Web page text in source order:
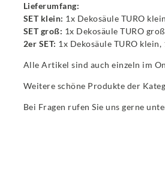
Lieferumfang:
SET klein: 1x Dekosäule TURO
SET groß: 1x Dekosäule TURO
2er SET: 1x Dekosäule TURO klein,
Alle Artikel sind auch einzeln im
Weitere schöne Produkte der
Bei Fragen rufen Sie uns gerne